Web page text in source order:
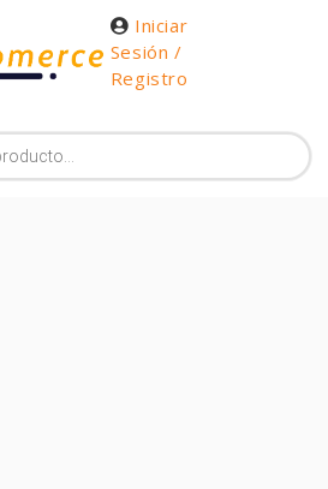
Iniciar
Sesión /
Registro